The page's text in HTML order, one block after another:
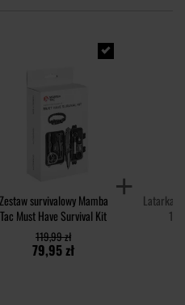
Zestaw survivalowy Mamba
Tac Must Have Survival Kit
79,95 zł
119,99 zł
Latarka